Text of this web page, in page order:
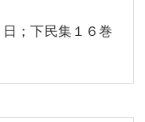
；下民集１６巻